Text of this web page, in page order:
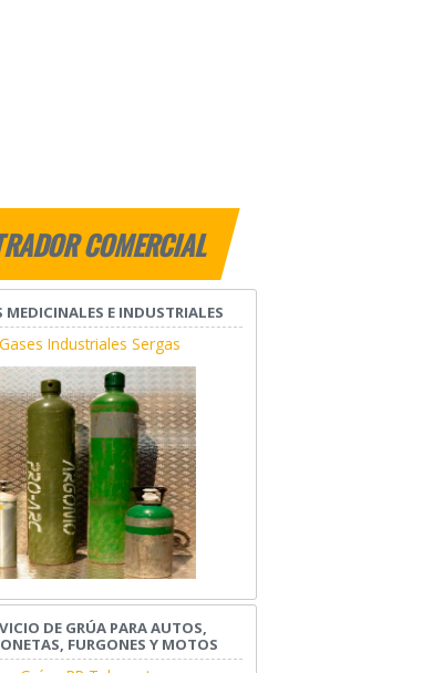
COMERCIAL
MEDICINALES E INDUSTRIALES
Gases Industriales Sergas
DE GRÚA PARA AUTOS,
FURGONES Y MOTOS